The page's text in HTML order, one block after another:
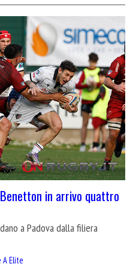
in arrivo quattro
a Padova dalla filiera
A Elite